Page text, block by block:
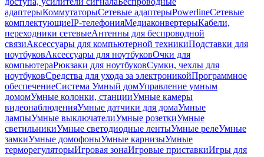
адаптерыКоммутаторыСетевые адаптерыPowerlineСетевые
комплектующиеIP-телефонияМедиаконвертерыКабели,
переходники сетевыеАнтенны для беспроводной
связиАксессуары для компьютерной техникиПодставки для
ноутбуковАксессуары для ноутбуковОчки для
компьютераРюкзаки для ноутбуковСумки, чехлы для
ноутбуковСредства для ухода за электроникойПрограммное
обеспечениеСистема Умный домУправление умным
домомУмные колонки, станцииУмные камеры
видеонаблюденияУмные датчики для домаУмные
лампыУмные выключателиУмные розеткиУмные
светильникиУмные светодиодные лентыУмные релеУмные
замкиУмные домофоныУмные карнизыУмные
терморегуляторыИгровая зонаИгровые приставкиИгры для